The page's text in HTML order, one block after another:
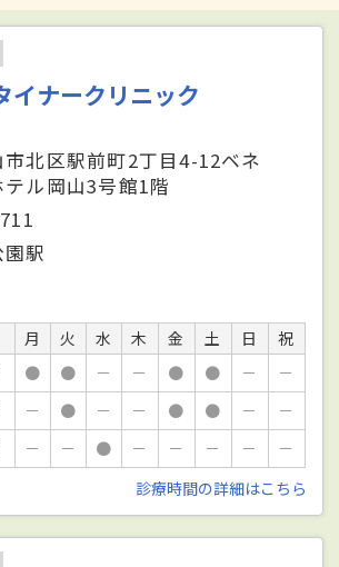
イナークリニック
北区駅前町2丁目4-12ベネ
ル岡山3号館1階
駅
月 火 水 木 金 土 日
祝
● ● － － ● ● －
－
－ ● － － ● ● －
－
－ － ● － － － －
－
診療時間の詳細はこちら